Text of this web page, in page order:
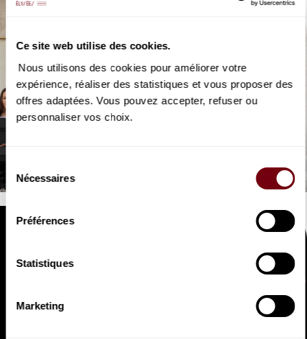
Ce site web utilise des cookies.
Nous utilisons des cookies pour améliorer votre
expérience, réaliser des statistiques et vous proposer des
offres adaptées. Vous pouvez accepter, refuser ou
personnaliser vos choix.
Sélection
Nécessaires
Préférences
Statistiques
Marketing
VIDEO